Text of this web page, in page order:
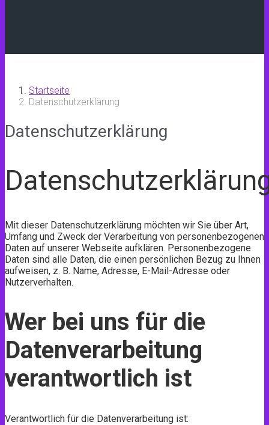
Startseite
Datenschutzerklärung
Datenschutzerklärung
Mit dieser Datenschutzerklärung möchten wir Sie über Art,
Umfang und Zweck der Verarbeitung von personenbezogenen
Daten auf unserer Webseite aufklären. Personenbezogene
Daten sind alle Daten, die einen persönlichen Bezug zu Ihnen
aufweisen, z. B. Name, Adresse, E-Mail-Adresse oder
Nutzerverhalten.
Wer bei uns für die
Datenverarbeitung
verantwortlich ist
Verantwortlich für die Datenverarbeitung ist: